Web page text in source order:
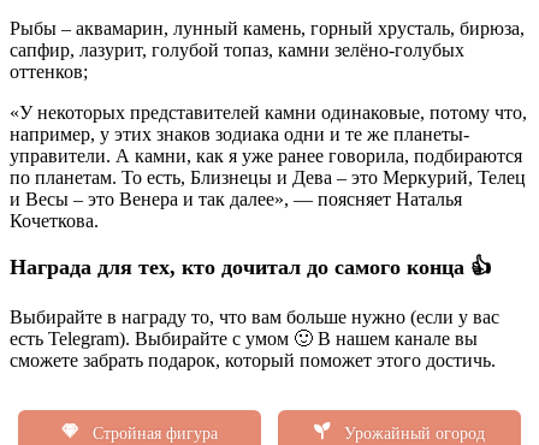
Рыбы – аквамарин, лунный камень, горный хрусталь, бирюза,
сапфир, лазурит, голубой топаз, камни зелёно-голубых
оттенков;
«У некоторых представителей камни одинаковые, потому что,
например, у этих знаков зодиака одни и те же планеты-
управители. А камни, как я уже ранее говорила, подбираются
по планетам. То есть, Близнецы и Дева – это Меркурий, Телец
и Весы – это Венера и так далее», — поясняет Наталья
Кочеткова.
Награда для тех, кто дочитал до самого конца 👍
Выбирайте в награду то, что вам больше нужно (если у вас
есть Telegram). Выбирайте с умом 🙂 В нашем канале вы
сможете забрать подарок, который поможет этого достичь.
Стройная фигура Урожайный огород